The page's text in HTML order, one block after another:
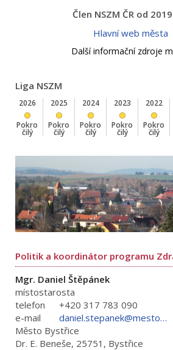
Člen NSZM ČR od
Hlavní web města
Další informační zdroje
Liga NSZM
2026
Pokro
čilý
2025
Pokro
čilý
2024
Pokro
čilý
2023
Pokro
čilý
2022
Pokro
čilý
Politik a koordinátor programu
Mgr. Daniel Štěpánek
místostarosta
telefon
+420 317 783 090
e-mail
daniel.stepanek@mestobystrice.cz
Město Bystřice
Dr. E. Beneše, 25751, Bystřice